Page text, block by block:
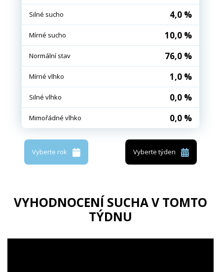
Silné sucho 4,0 %
Mírné sucho 10,0 %
Normální stav 76,0 %
Mírné vlhko 1,0 %
Silné vlhko 0,0 %
Mimořádné vlhko 0,0 %
Vyberte rok Vyberte týden
VYHODNOCENÍ SUCHA V TOMTO
TÝDNU